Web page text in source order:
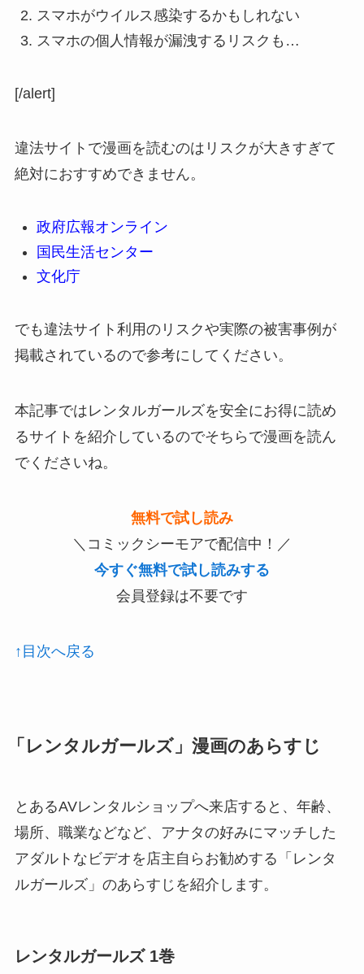
スマホがウイルス感染するかもしれない
スマホの個人情報が漏洩するリスクも…
[/alert]
違法サイトで漫画を読むのはリスクが大きすぎて
絶対におすすめできません。
政府広報オンライン
国民生活センター
文化庁
でも違法サイト利用のリスクや実際の被害事例が
掲載されているので参考にしてください。
本記事ではレンタルガールズを安全にお得に読め
るサイトを紹介しているのでそちらで漫画を読ん
でくださいね。
無料で試し読み
＼コミックシーモアで配信中！／
今すぐ無料で試し読みする
会員登録は不要です
↑目次へ戻る
「レンタルガールズ」漫画のあらすじ
とあるAVレンタルショップへ来店すると、年齢、
場所、職業などなど、アナタの好みにマッチした
アダルトなビデオを店主自らお勧めする「レンタ
ルガールズ」のあらすじを紹介します。
レンタルガールズ 1巻